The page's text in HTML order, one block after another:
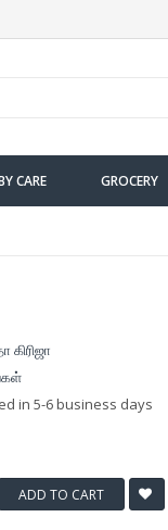
CARE GROCERY
கிரிஜா
in 5-6 business days
ADD TO CART